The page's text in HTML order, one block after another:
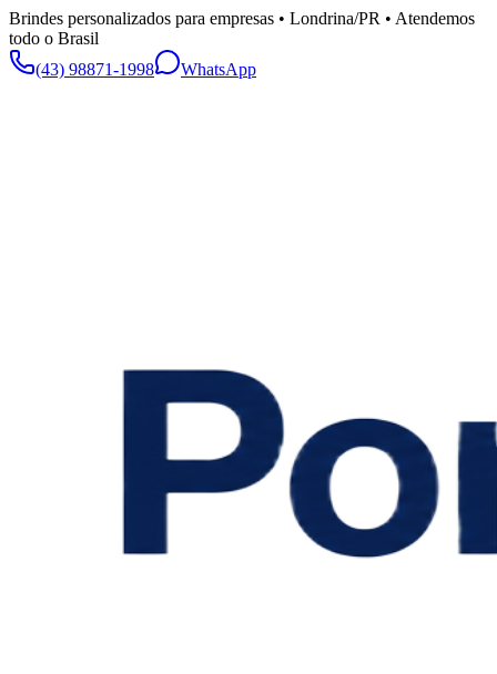
Brindes personalizados para empresas • Londrina/PR • Atendemos
todo o Brasil
(43) 98871-1998
WhatsApp